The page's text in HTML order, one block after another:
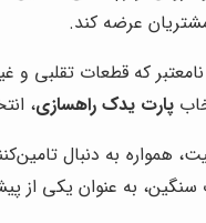
عرضه کند.
که قطعات تقلبی
پارت یدک راهسازی،
همواره به دنبال
به عنوان یکی